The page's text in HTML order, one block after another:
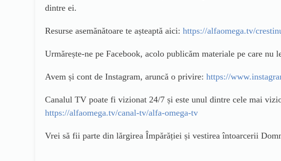
dintre ei.
Resurse asemănătoare te așteaptă aici: https://alfaomega.tv/
Urmărește-ne pe Facebook, acolo publicăm materiale pe care nu
Avem și cont de Instagram, aruncă o privire: https://
Canalul TV poate fi vizionat 24/7 și este unul dintre cele mai
https://alfaomega.tv/canal-tv/alfa-omega-tv
Vrei să fii parte din lărgirea Împărăției și vestirea întoarcerii